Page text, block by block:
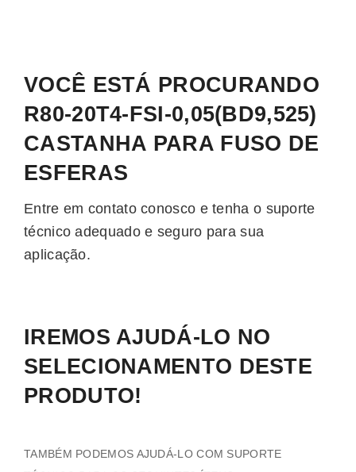
VOCÊ ESTÁ PROCURANDO
R80-20T4-FSI-0,05(BD9,525)
CASTANHA PARA FUSO DE
ESFERAS
Entre em contato conosco e tenha o suporte
técnico adequado e seguro para sua
aplicação.
IREMOS AJUDÁ-LO NO
SELECIONAMENTO DESTE
PRODUTO!
TAMBÉM PODEMOS AJUDÁ-LO COM SUPORTE